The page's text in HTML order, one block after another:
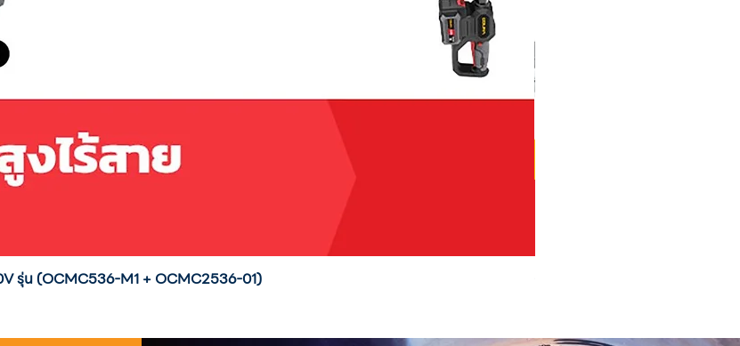
รุ่น (OCMC536-M1 + OCMC2536-01)